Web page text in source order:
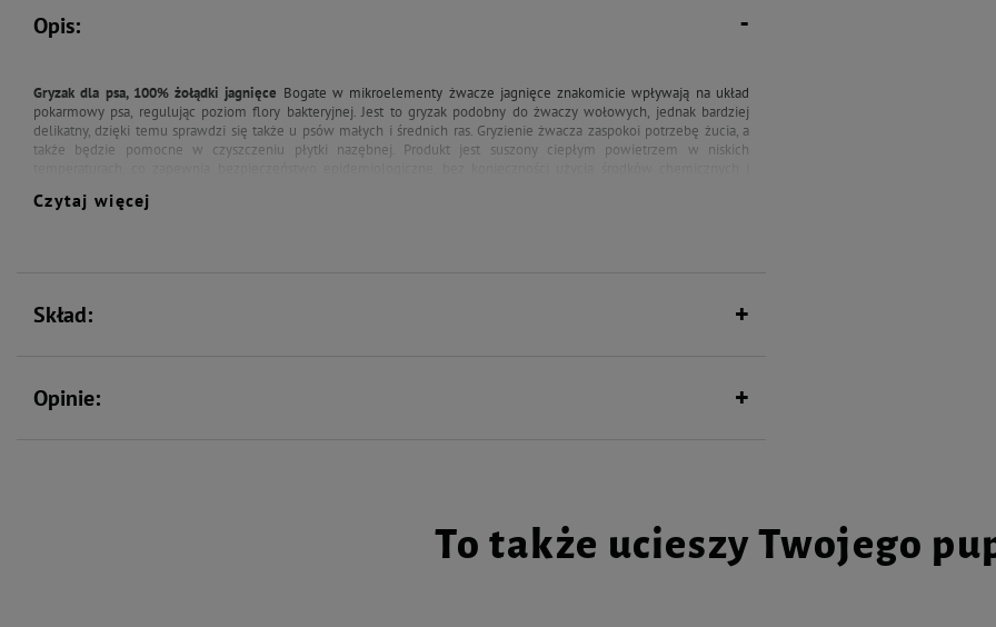
Opis:
Gryzak dla psa, 100% żołądki jagnięce Bogate w mikroelementy żwacze jagnięce znakomicie wpływają na układ
pokarmowy psa, regulując poziom flory bakteryjnej. Jest to gryzak podobny do żwaczy wołowych, jednak bardziej
delikatny, dzięki temu sprawdzi się także u psów małych i średnich ras. Gryzienie żwacza zaspokoi potrzebę żucia, a
także będzie pomocne w czyszczeniu płytki nazębnej. Produkt jest suszony ciepłym powietrzem w niskich
Czytaj więcej
Skład:
Opinie:
To także ucieszy Twojego